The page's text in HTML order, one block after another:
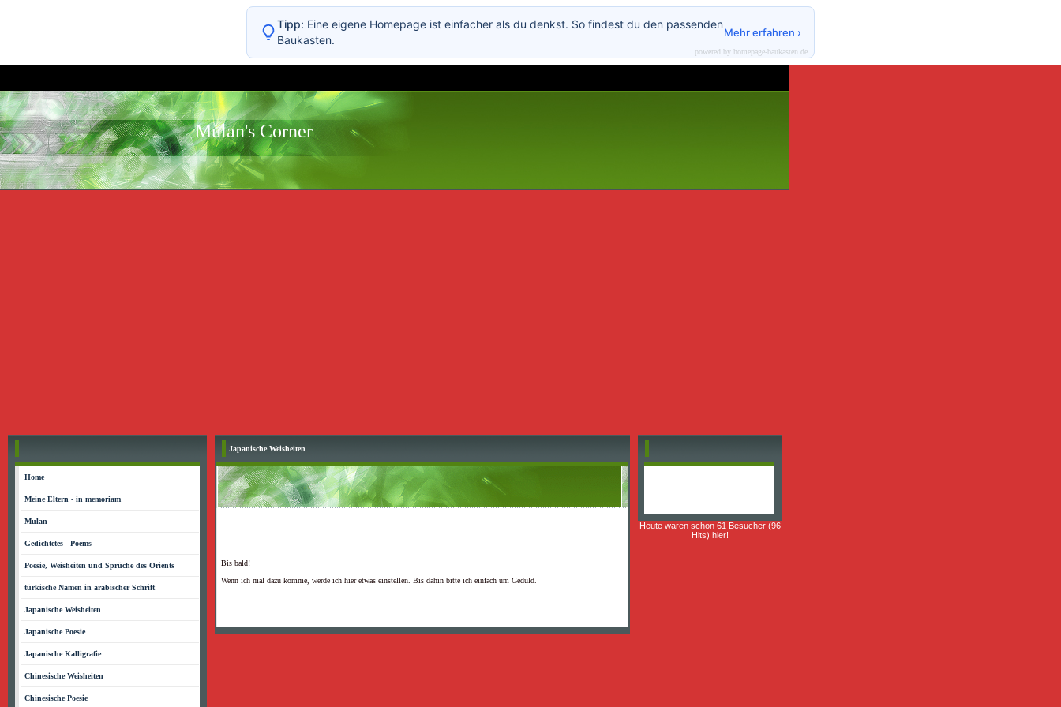
Mulan's Corner
Home
Meine Eltern - in memoriam
Mulan
Gedichtetes - Poems
Poesie, Weisheiten und Sprüche des Orients
türkische Namen in arabischer Schrift
Japanische Weisheiten
Japanische Poesie
Japanische Kalligrafie
Chinesische Weisheiten
Chinesische Poesie
Japanische Weisheiten
Bis bald!
Wenn ich mal dazu komme, werde ich hier etwas einstellen. Bis dahin bitte ich einfach um Geduld.
Heute waren schon 61 Besucher (96
Hits) hier!
Tipp: Eine eigene Homepage ist einfacher als du denkst. So findest du den passenden
Baukasten.
Mehr erfahren ›
powered by homepage-baukasten.de